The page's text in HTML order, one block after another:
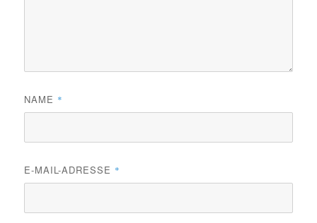
NAME *
E-MAIL-ADRESSE *